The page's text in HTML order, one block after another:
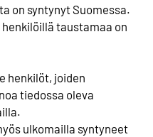
on syntynyt Suomessa.
taustamaa on
henkilöt, joiden
tiedossa oleva
ulkomailla syntyneet